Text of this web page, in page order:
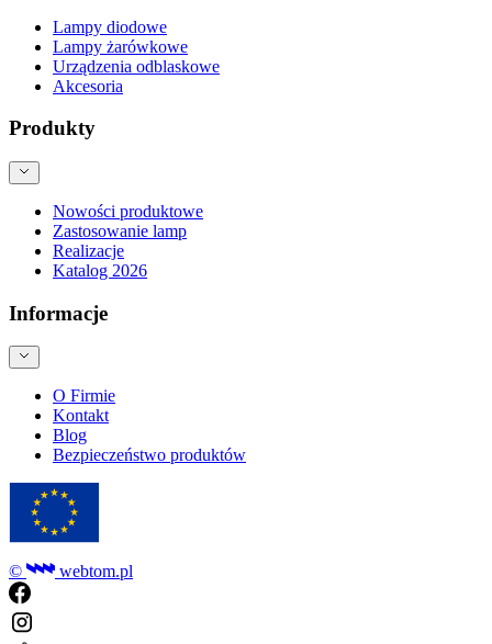
Lampy diodowe
Lampy żarówkowe
Urządzenia odblaskowe
Akcesoria
Produkty
Nowości produktowe
Zastosowanie lamp
Realizacje
Katalog 2026
Informacje
O Firmie
Kontakt
Blog
Bezpieczeństwo produktów
© webtom.pl